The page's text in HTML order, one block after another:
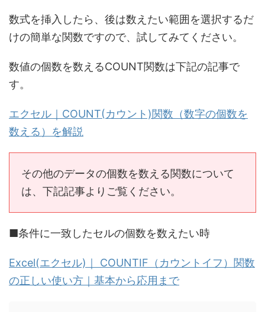
数式を挿入したら、後は数えたい範囲を選択するだ
けの簡単な関数ですので、試してみてください。
数値の個数を数えるCOUNT関数は下記の記事で
す。
エクセル｜COUNT(カウント)関数（数字の個数を
数える）を解説
その他のデータの個数を数える関数について
は、下記記事よりご覧ください。
■条件に一致したセルの個数を数えたい時
Excel(エクセル)｜ COUNTIF（カウントイフ）関数
の正しい使い方｜基本から応用まで